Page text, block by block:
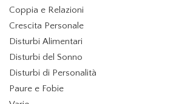
Coppia e Relazioni
Crescita Personale
Disturbi Alimentari
Disturbi del Sonno
Disturbi di Personalità
Paure e Fobie